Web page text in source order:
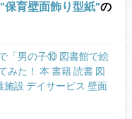
保育壁面飾り型紙 の
「男の子⑩ 図書館で絵
みた！ 本 書籍 読書 図
施設 デイサービス 壁面